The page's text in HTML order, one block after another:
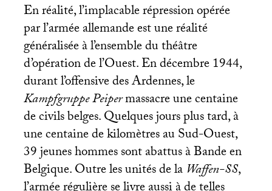
En réalité, l’implacable répression opérée
par l’armée allemande est une réalité
généralisée à l’ensemble du théâtre
d’opération de l’Ouest. En décembre 1944,
durant l’offensive des Ardennes, le
Kampfgruppe Peipermassacre une centaine
de civils belges. Quelques jours plus tard, à
une centaine de kilomètres au Sud-Ouest,
39 jeunes hommes sont abattus à Bande en
Belgique. Outre les unités de la Waffen-SS,